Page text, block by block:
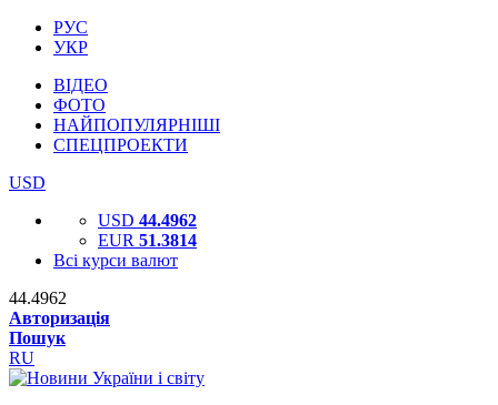
РУС
УКР
ВІДЕО
ФОТО
НАЙПОПУЛЯРНІШІ
СПЕЦПРОЕКТИ
USD
USD 44.4962
EUR 51.3814
Всі курси валют
44.4962
Авторизація
Пошук
RU